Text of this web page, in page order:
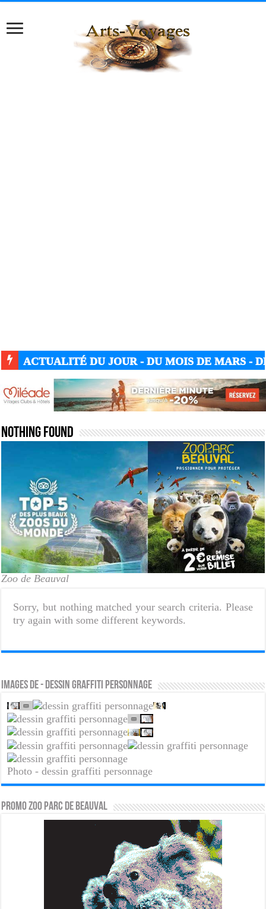
ACTUALITÉ DU JOUR - DU MOIS DE MARS -
Nothing Found
Zoo de Beauval
Sorry, but nothing matched your search criteria. Please
try again with some different keywords.
Images de - dessin graffiti personnage
Photo - dessin graffiti personnage
PROMO ZOO PARC DE BEAUVAL